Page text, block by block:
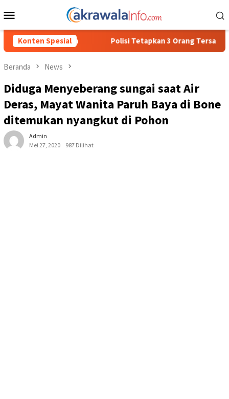
ke
Mobile
Konten Spesial
Polisi Tetapkan 3 Orang Tersangka Baru Kasus
Beranda News
Diduga Menyeberang sungai saat Air
Deras, Mayat Wanita Paruh Baya di Bone
ditemukan nyangkut di Pohon
Admin
Mei 27, 2020
987 Dilihat